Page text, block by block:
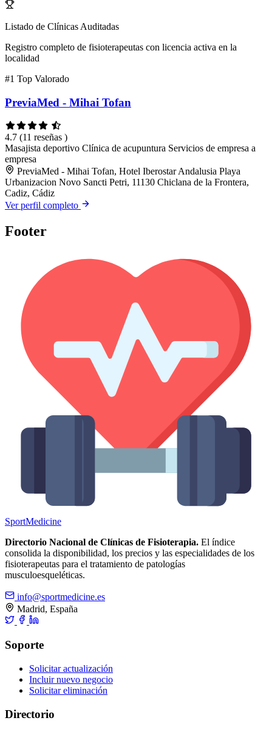
Listado de Clínicas Auditadas
Registro completo de fisioterapeutas con licencia activa en la
localidad
#1 Top Valorado
PreviaMed - Mihai Tofan
4.7 (11 reseñas )
Masajista deportivo Clínica de acupuntura Servicios de empresa a
empresa
PreviaMed - Mihai Tofan, Hotel Iberostar Andalusia Playa
Urbanizacion Novo Sancti Petri, 11130 Chiclana de la Frontera,
Cadiz, Cádiz
Ver perfil completo
Footer
SportMedicine
Directorio Nacional de Clínicas de Fisioterapia. El índice
consolida la disponibilidad, los precios y las especialidades de los
fisioterapeutas para el tratamiento de patologías
musculoesqueléticas.
info@sportmedicine.es
Madrid, España
Soporte
Solicitar actualización
Incluir nuevo negocio
Solicitar eliminación
Directorio